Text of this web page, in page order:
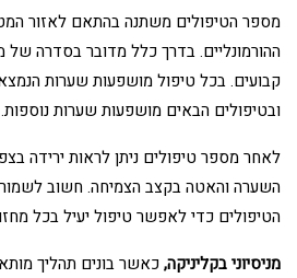
מספר הטיפולים משתנה בהתאם לאזור
ההורמונליים. בדרך כלל מדובר בסדרה של
קבועים. בכל טיפול מושפעות שערות
ובטיפולים הבאים מושפעות שערות נוספות.
לאחר מספר טיפולים ניתן לראות ירידה
השערה והאטה בקצב הצמיחה. חשוב לשמור
הטיפולים כדי לאפשר טיפול יעיל בכל
מניסיוני בקליניקה,כאשר בונים תהליך